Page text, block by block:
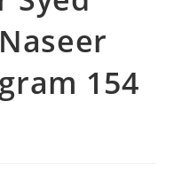
154